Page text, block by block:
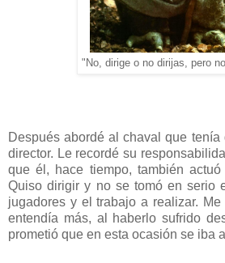
"No, dirige o no dirijas, pero
Después abordé al chaval que
director. Le recordé su
que él, hace tiempo, también
Quiso dirigir y no se tomó en serio
jugadores y el trabajo a realizar.
entendía más, al haberlo sufrido
prometió que en esta ocasión se iba